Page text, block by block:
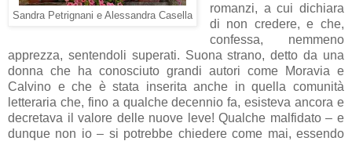
Sandra Petrignani e Alessandra Casella
romanzi, a cui dichiara
di non credere, e che,
confessa, nemmeno
apprezza, sentendoli superati. Suona strano, detto da una
donna che ha conosciuto grandi autori come Moravia e
Calvino e che è stata inserita anche in quella comunità
letteraria che, fino a qualche decennio fa, esisteva ancora e
decretava il valore delle nuove leve! Qualche malfidato – e
dunque non io – si potrebbe chiedere come mai, essendo